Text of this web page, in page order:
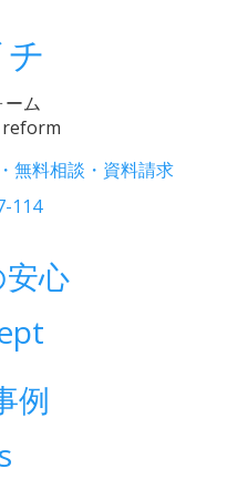
ーム
無料相談・資料請求
114
心
例